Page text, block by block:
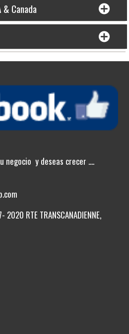
& Canada
negocio y deseas crecer ....
2020 RTE TRANSCANADIENNE,